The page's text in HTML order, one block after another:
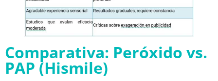
Comparativa: Peróxido vs.
PAP (Hismile)